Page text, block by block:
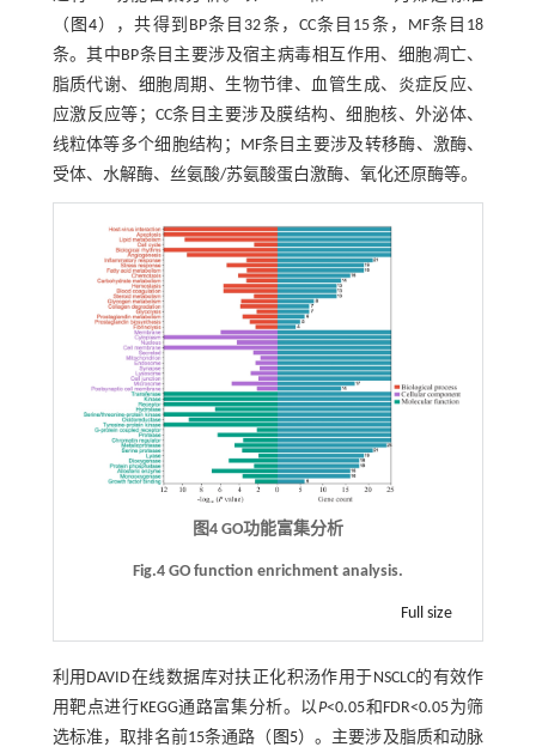
（ 图4），共得到BP条目32条，CC条目15条，MF条目18
条。其中BP条目主要涉及宿主病毒相互作用、细胞凋亡、
脂质代谢、细胞周期、生物节律、血管生成、炎症反应、
应激反应等；CC条目主要涉及膜结构、细胞核、外泌体、
线粒体等多个细胞结构；MF条目主要涉及转移酶、激酶、
受体、水解酶、丝氨酸/苏氨酸蛋白激酶、氧化还原酶等。
图4 GO功能富集分析
Fig.4 GO function enrichment analysis.
Full size
利用DAVID在线数据库对扶正化积汤作用于NSCLC的有效作
用靶点进行KEGG通路富集分析。以P<0.05和FDR<0.05为筛
选标准，取排名前15条通路（ 图5）。主要涉及脂质和动脉